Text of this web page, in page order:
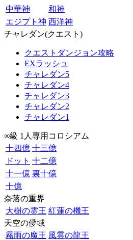
中華神
和神
エジプト神 西洋神
チャレダン(クエスト)
クエストダンジョン攻略
EXラッシュ
チャレダン5
チャレダン4
チャレダン3
チャレダン2
チャレダン1
∞級 1人専用コロシアム
十四億 十三億
ドット 十二億
十一億 裏十億
十億
奈落の重界
大樹の霊王 紅蓮の機王
天空の儚域
霧雨の魔王 風雲の龍王